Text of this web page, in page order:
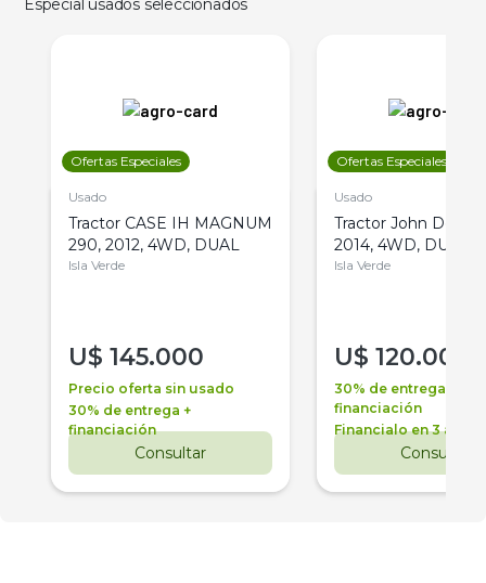
Especial usados seleccionados
Ofertas Especiales
Usado
Tractor CASE IH MAGNUM
290, 2012, 4WD, DUAL
Isla Verde
U$ 145.000
Precio oferta sin usado
30% de entrega +
financiación
Consultar
Ofertas Especiales
Usado
Tractor John Deere
2014, 4WD, DUAL
Isla Verde
U$ 120.000
30% de entrega +
financiación
Financialo en 3 años
Consultar